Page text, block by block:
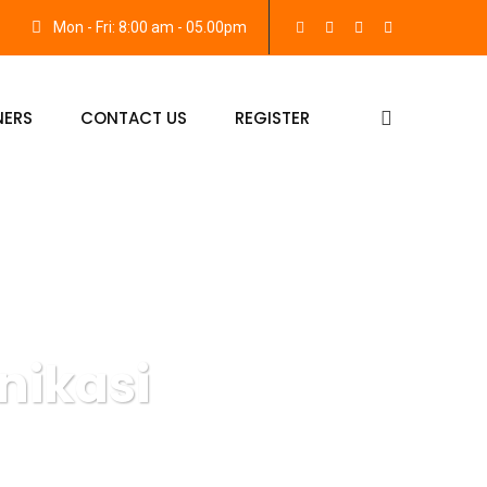
Mon - Fri: 8:00 am - 05.00pm
CONTACT US REGISTER